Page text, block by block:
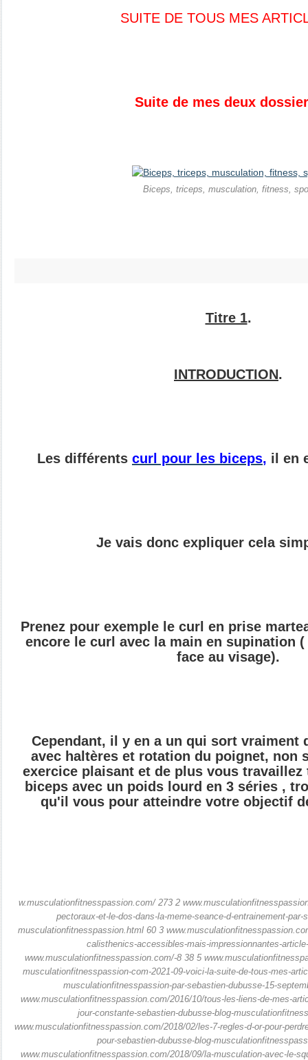
SUITE DE TOUS MES
Suite de mes deux
Biceps, triceps, musculation, fitness,
Titre 1.
INTRODUCTION.
Les différents curl pour les biceps, il en
Je vais donc expliquer cela
Prenez pour exemple le curl en prise
encore le curl avec la main en supination
face au visage).
Cependant, il y en a un qui sort vraiment
avec haltères et rotation du poignet, non
exercice plaisant et de plus vous
biceps avec un poids lourd en 3 séries ,
qu'il vous pour atteindre votre objectif
w.musculationfitnesspassion.com/ 273 2
pectoraux-et-le-dos-dans-la-meme-seance-d-entrainement-par-
musculationfitnesspassion.html 60 3
calisthenics-accessibles-mais-impressionnantes-
www.musculationfitnesspassion.com/-8 38 5
musculationfitnesspassion-com-2021-09-voici-la-suite-de-tous-mes-
musculationfitnesspassion-par-sebastien-dubusse-15-
www.musculationfitnesspassion.com/2016/10/tous-les-liens-de-mes-
jour-constante-sebastien-dubusse-blog-
www.musculationfitnesspassion.com/2018/02/les-7-regles-d-or-pour-
pour-sebastien-dubusse-blog-
www.musculationfitnesspassion.com/2018/09/la-musculation-avec-le-